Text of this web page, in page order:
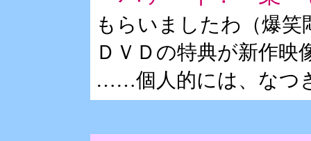
もらいましたわ（爆笑
ＤＶＤの特典が新作
……個人的には、なつ